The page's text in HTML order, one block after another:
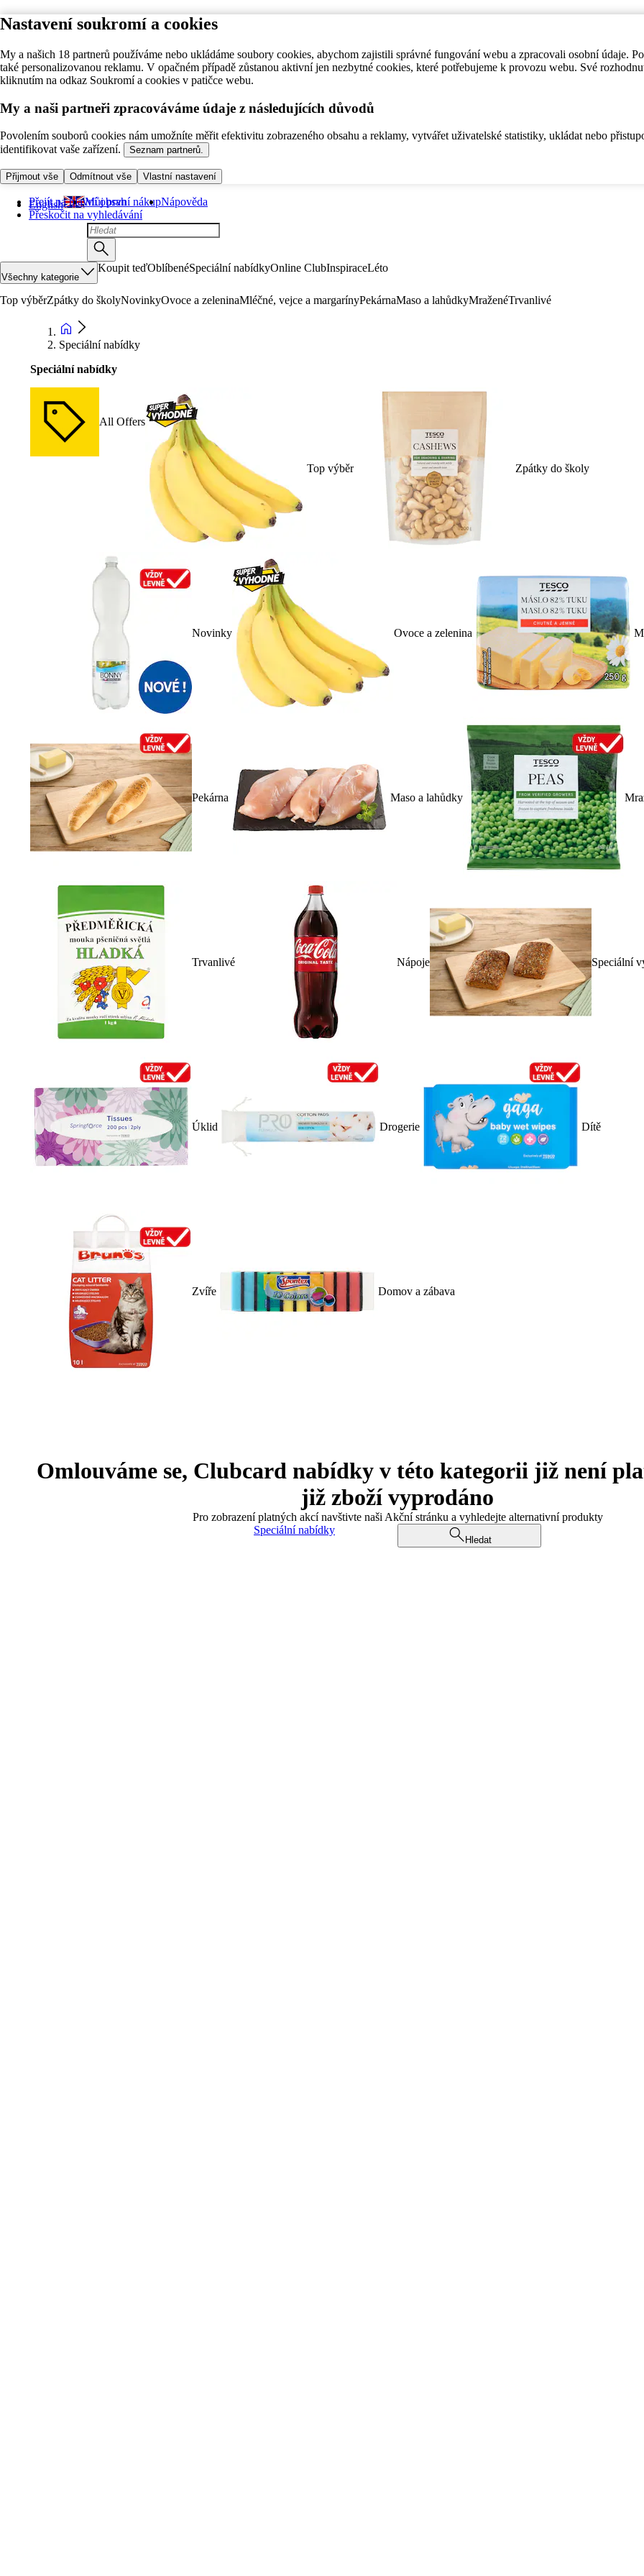
Nastavení soukromí a cookies
My a našich 18 partnerů používáme nebo ukládáme soubory cookies, abychom zajistili správné fungování webu a zpracovali osobní údaje.
také personalizovanou reklamu. V opačném případě zůstanou aktivní jen nezbytné cookies, které potřebujeme k provozu webu. Své
kliknutím na odkaz Soukromí a cookies v patičce webu.
My a naši partneři zpracováváme údaje z následujících důvodů
Povolením souborů cookies nám umožníte měřit efektivitu zobrazeného obsahu a reklamy, vytvářet uživatelské statistiky, ukládat nebo
identifikovat vaše zařízení.
Seznam partnerů.
Přijmout vše Odmítnout vše Vlastní nastavení
Přejít na hlavní obsah
Přeskočit na vyhledávání
English Můj první nákupNápověda
Všechny kategorie
Koupit teďOblíbenéSpeciální nabídkyOnline ClubInspiraceLéto
Top výběrZpátky do školyNovinkyOvoce a zeleninaMléčné, vejce a margarínyPekárnaMaso a lahůdkyMraženéTrvanlivé
Speciální nabídky
Speciální nabídky
All Offers
Top výběr Zpátky do školy
Novinky Ovoce a zelenina
Pekárna Maso a lahůdky
Trvanlivé Nápoje Speciální
Úklid Drogerie Dítě
Zvíře Domov a zábava
Omlouváme se, Clubcard nabídky v této kategorii již není
již zboží vyprodáno
Pro zobrazení platných akcí navštivte naši Akční stránku a vyhledejte alternativní produkty
Speciální nabídky
Hledat